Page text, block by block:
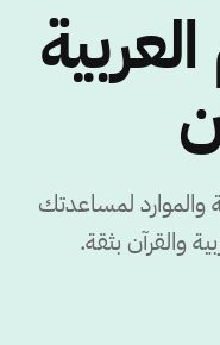
والموارد لمساعدتك
والقرآن بثقة.